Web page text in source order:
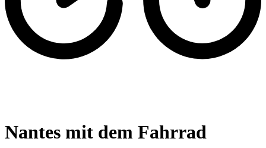
Nantes mit dem Fahrrad